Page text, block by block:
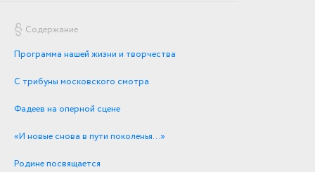
Содержание
Программа нашей жизни и творчества
С трибуны московского смотра
Фадеев на оперной сцене
«И новые снова в пути поколенья…»
Родине посвящается